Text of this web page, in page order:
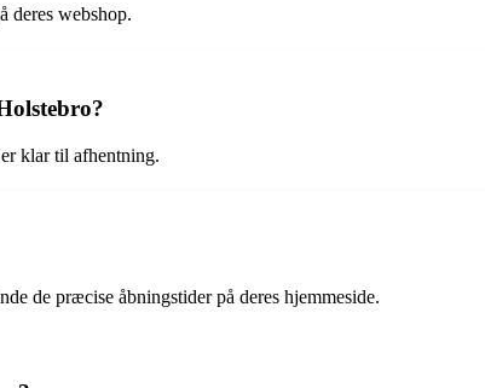
deres webshop.
klar til afhentning.
de præcise åbningstider på deres hjemmeside.